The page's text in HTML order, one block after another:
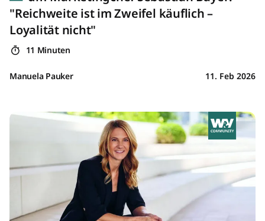
"Reichweite ist im Zweifel käuflich –
Loyalität nicht"
11 Minuten
Manuela Pauker 11. Feb 2026